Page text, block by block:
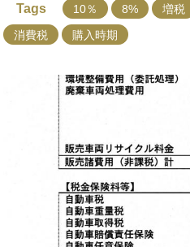
Tags 10％ 8% 増税
消費税
購入時期